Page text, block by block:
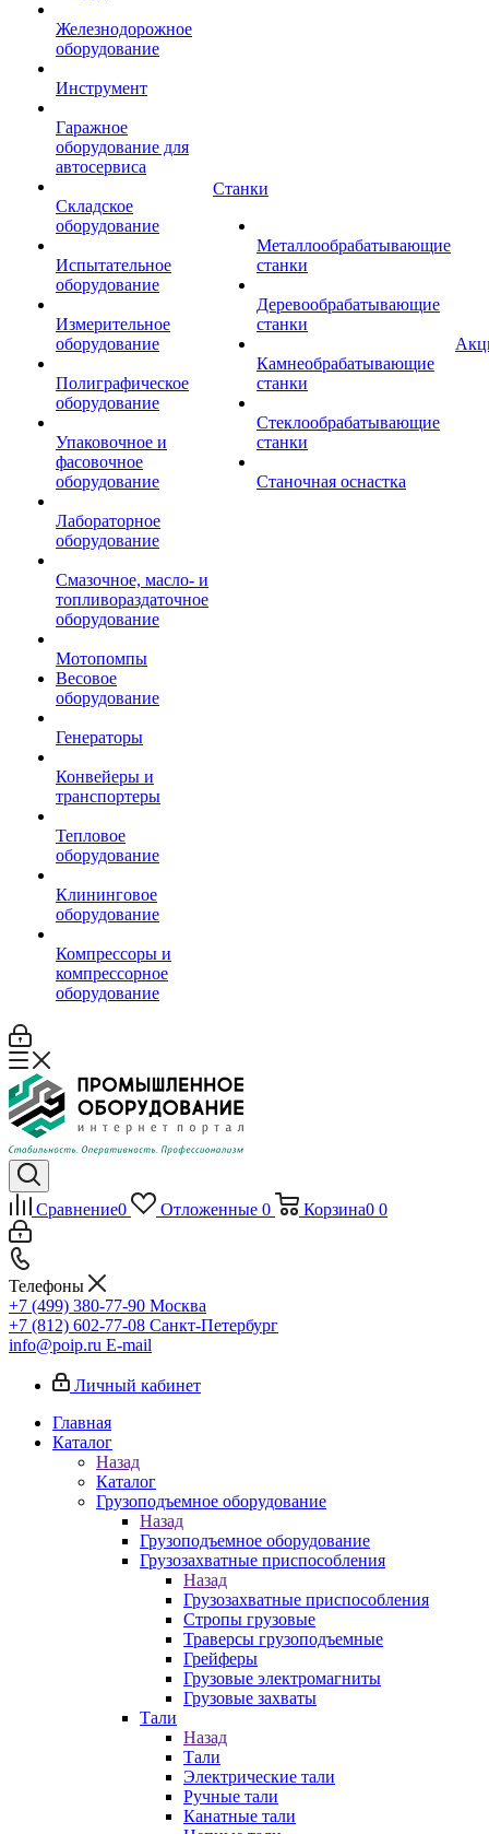
Железнодорожное
оборудование
Инструмент
Гаражное
оборудование для
автосервиса
Складское
оборудование
Испытательное
оборудование
Измерительное
оборудование
Полиграфическое
оборудование
Упаковочное и
фасовочное
оборудование
Лабораторное
оборудование
Смазочное, масло- и
топливораздаточное
оборудование
Мотопомпы
Весовое
оборудование
Генераторы
Конвейеры и
транспортеры
Тепловое
оборудование
Клининговое
оборудование
Компрессоры и
компрессорное
оборудование
Станки
Металлообрабатывающие
станки
Деревообрабатывающие
станки
Камнеобрабатывающие
станки
Стеклообрабатывающие
станки
Станочная оснастка
Сравнение0 Отложенные 0 Корзина0 0
Телефоны
+7 (499) 380-77-90 Москва
+7 (812) 602-77-08 Санкт-Петербург
info@poip.ru E-mail
Личный кабинет
Главная
Каталог
Назад
Каталог
Грузоподъемное оборудование
Назад
Грузоподъемное оборудование
Грузозахватные приспособления
Назад
Грузозахватные приспособления
Стропы грузовые
Траверсы грузоподъемные
Грейферы
Грузовые электромагниты
Грузовые захваты
Тали
Назад
Тали
Электрические тали
Ручные тали
Канатные тали